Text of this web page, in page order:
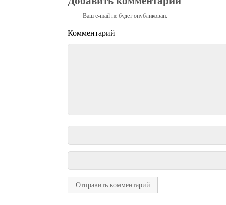
Ваш e-mail не будет опубликован.
Комментарий